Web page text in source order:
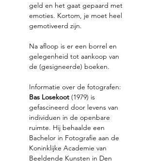
geld en het gaat gepaard met
emoties. Kortom, je moet heel
gemotiveerd zijn.
Na afloop is er een borrel en
gelegenheid tot aankoop van
de (gesigneerde) boeken.
Informatie over de fotografen:
Bas Losekoot (1979) is
gefascineerd door levens van
individuen in de openbare
ruimte. Hij behaalde een
Bachelor in Fotografie aan de
Koninklijke Academie van
Beeldende Kunsten in Den